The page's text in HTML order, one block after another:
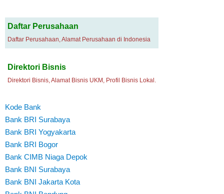
Daftar Perusahaan
Daftar Perusahaan, Alamat Perusahaan di Indonesia
Direktori Bisnis
Direktori Bisnis, Alamat Bisnis UKM, Profil Bisnis Lokal.
Kode Bank
Bank BRI Surabaya
Bank BRI Yogyakarta
Bank BRI Bogor
Bank CIMB Niaga Depok
Bank BNI Surabaya
Bank BNI Jakarta Kota